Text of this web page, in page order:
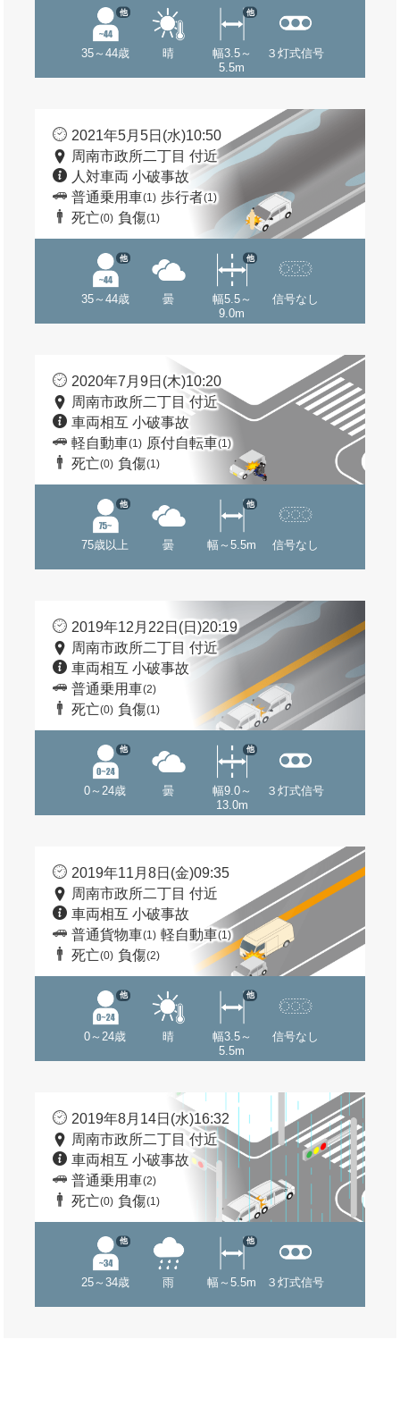
35～44歳
他
晴
幅3.5～
5.5m
他
３灯式信号
2021年5月5日(水)10:50
周南市政所二丁目 付近
人対車両 小破事故
普通乗用車(1) 歩行者(1)
死亡(0) 負傷(1)
35～44歳
他
曇
幅5.5～
9.0m
他
信号なし
2020年7月9日(木)10:20
周南市政所二丁目 付近
車両相互 小破事故
軽自動車(1) 原付自転車(1)
死亡(0) 負傷(1)
75歳以上
他
曇 幅～5.5m
他
信号なし
2019年12月22日(日)20:19
周南市政所二丁目 付近
車両相互 小破事故
普通乗用車(2)
死亡(0) 負傷(1)
0～24歳
他
曇
幅9.0～
13.0m
他
３灯式信号
2019年11月8日(金)09:35
周南市政所二丁目 付近
車両相互 小破事故
普通貨物車(1) 軽自動車(1)
死亡(0) 負傷(2)
0～24歳
他
晴
幅3.5～
5.5m
他
信号なし
2019年8月14日(水)16:32
周南市政所二丁目 付近
車両相互 小破事故
普通乗用車(2)
死亡(0) 負傷(1)
25～34歳
他
雨 幅～5.5m
他
３灯式信号